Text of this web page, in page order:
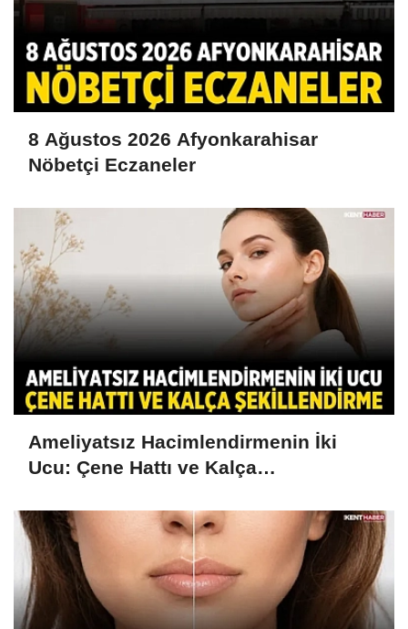
8 Ağustos 2026 Afyonkarahisar
Nöbetçi Eczaneler
Ameliyatsız Hacimlendirmenin İki
Ucu: Çene Hattı ve Kalça